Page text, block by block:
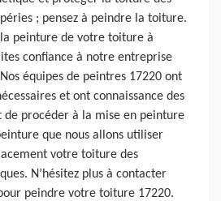
; pensez à peindre la toiture.
la peinture de votre toiture à
confiance à notre entreprise
équipes de peintres 17220 ont
et ont connaissance des
de procéder à la mise en peinture
que nous allons utiliser
votre toiture des
N’hésitez plus à contacter
peindre votre toiture 17220.